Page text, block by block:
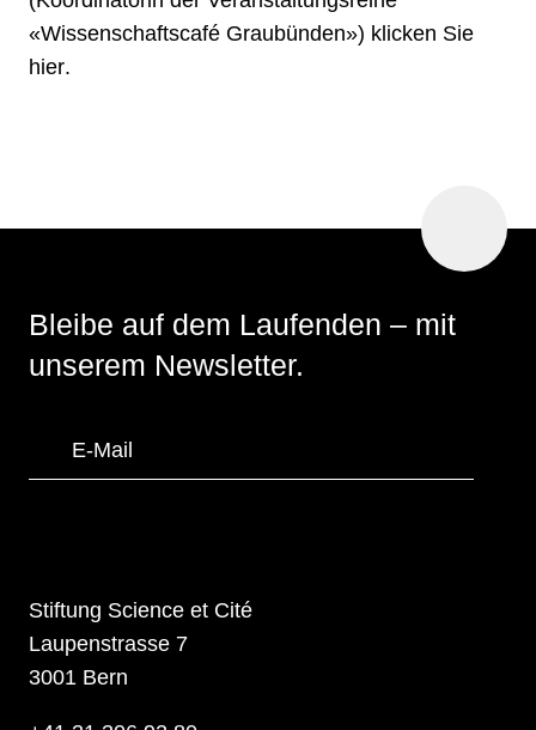
«Wissenschaftscafé Graubünden») klicken Sie
hier.
oben
Bleibe auf dem Laufenden – mit
unserem Newsletter.
Stiftung Science et Cité
Laupenstrasse 7
3001 Bern